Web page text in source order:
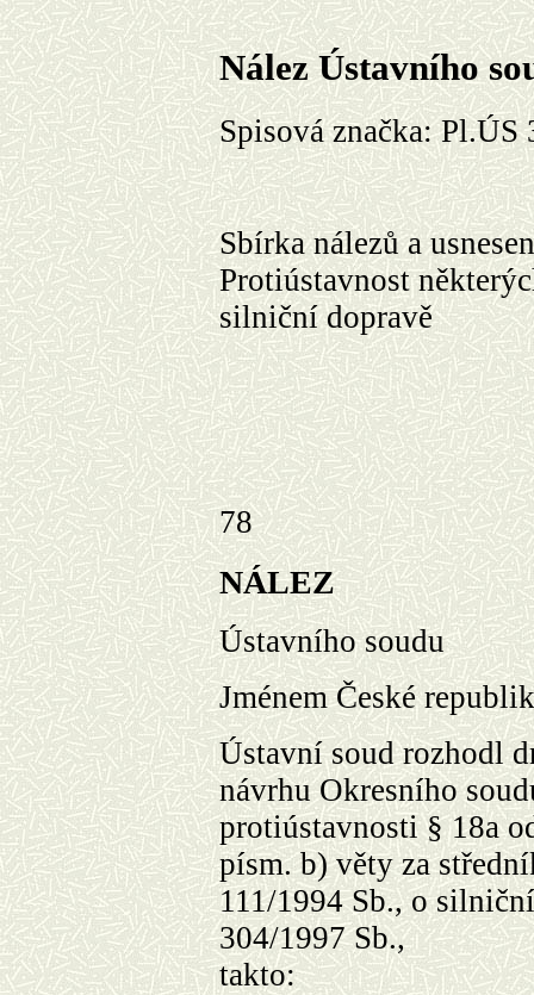
Nález Ústavního
Spisová značka:Pl.ÚS
Sbírka nálezů a
Protiústavnost
silniční dopravě
78
NÁLEZ
Ústavního soudu
Jménem České
Ústavní soud rozhodl
návrhu Okresního
protiústavnosti § 18a
písm. b) věty za
111/1994 Sb., o
304/1997 Sb.,
takto: